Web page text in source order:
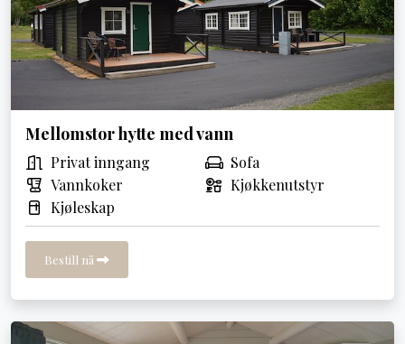
Mellomstor hytte med vann
Privat inngang
Sofa
Vannkoker
Kjøkkenutstyr
Kjøleskap
Bestill nå